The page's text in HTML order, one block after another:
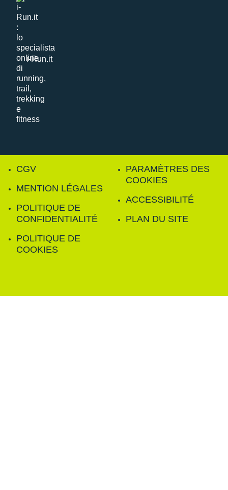
i-Run.it
CGV
MENTION LÉGALES
POLITIQUE DE
CONFIDENTIALITÉ
POLITIQUE DE
COOKIES
PARAMÈTRES DES
COOKIES
ACCESSIBILITÉ
PLAN DU SITE